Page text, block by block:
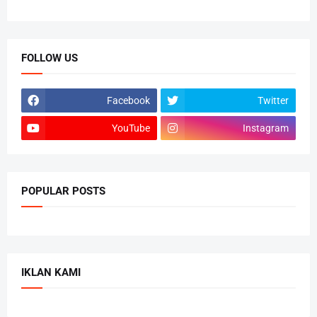
FOLLOW US
Facebook Twitter
YouTube Instagram
POPULAR POSTS
IKLAN KAMI